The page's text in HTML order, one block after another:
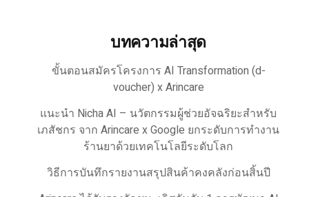
บทความล่าสุด
ขั้นตอนสมัครโครงการ AI Transformation (d-
voucher) x Arincare
แนะนำ Nicha AI – นวัตกรรมผู้ช่วยอัจฉริยะสำหรับ
เภสัชกร จาก Arincare x Google ยกระดับการทำงาน
ร้านยาด้วยเทคโนโลยีระดับโลก
วิธีการบันทึกรายงานสรุปสินค้าคงคลังก่อนสิ้นปี